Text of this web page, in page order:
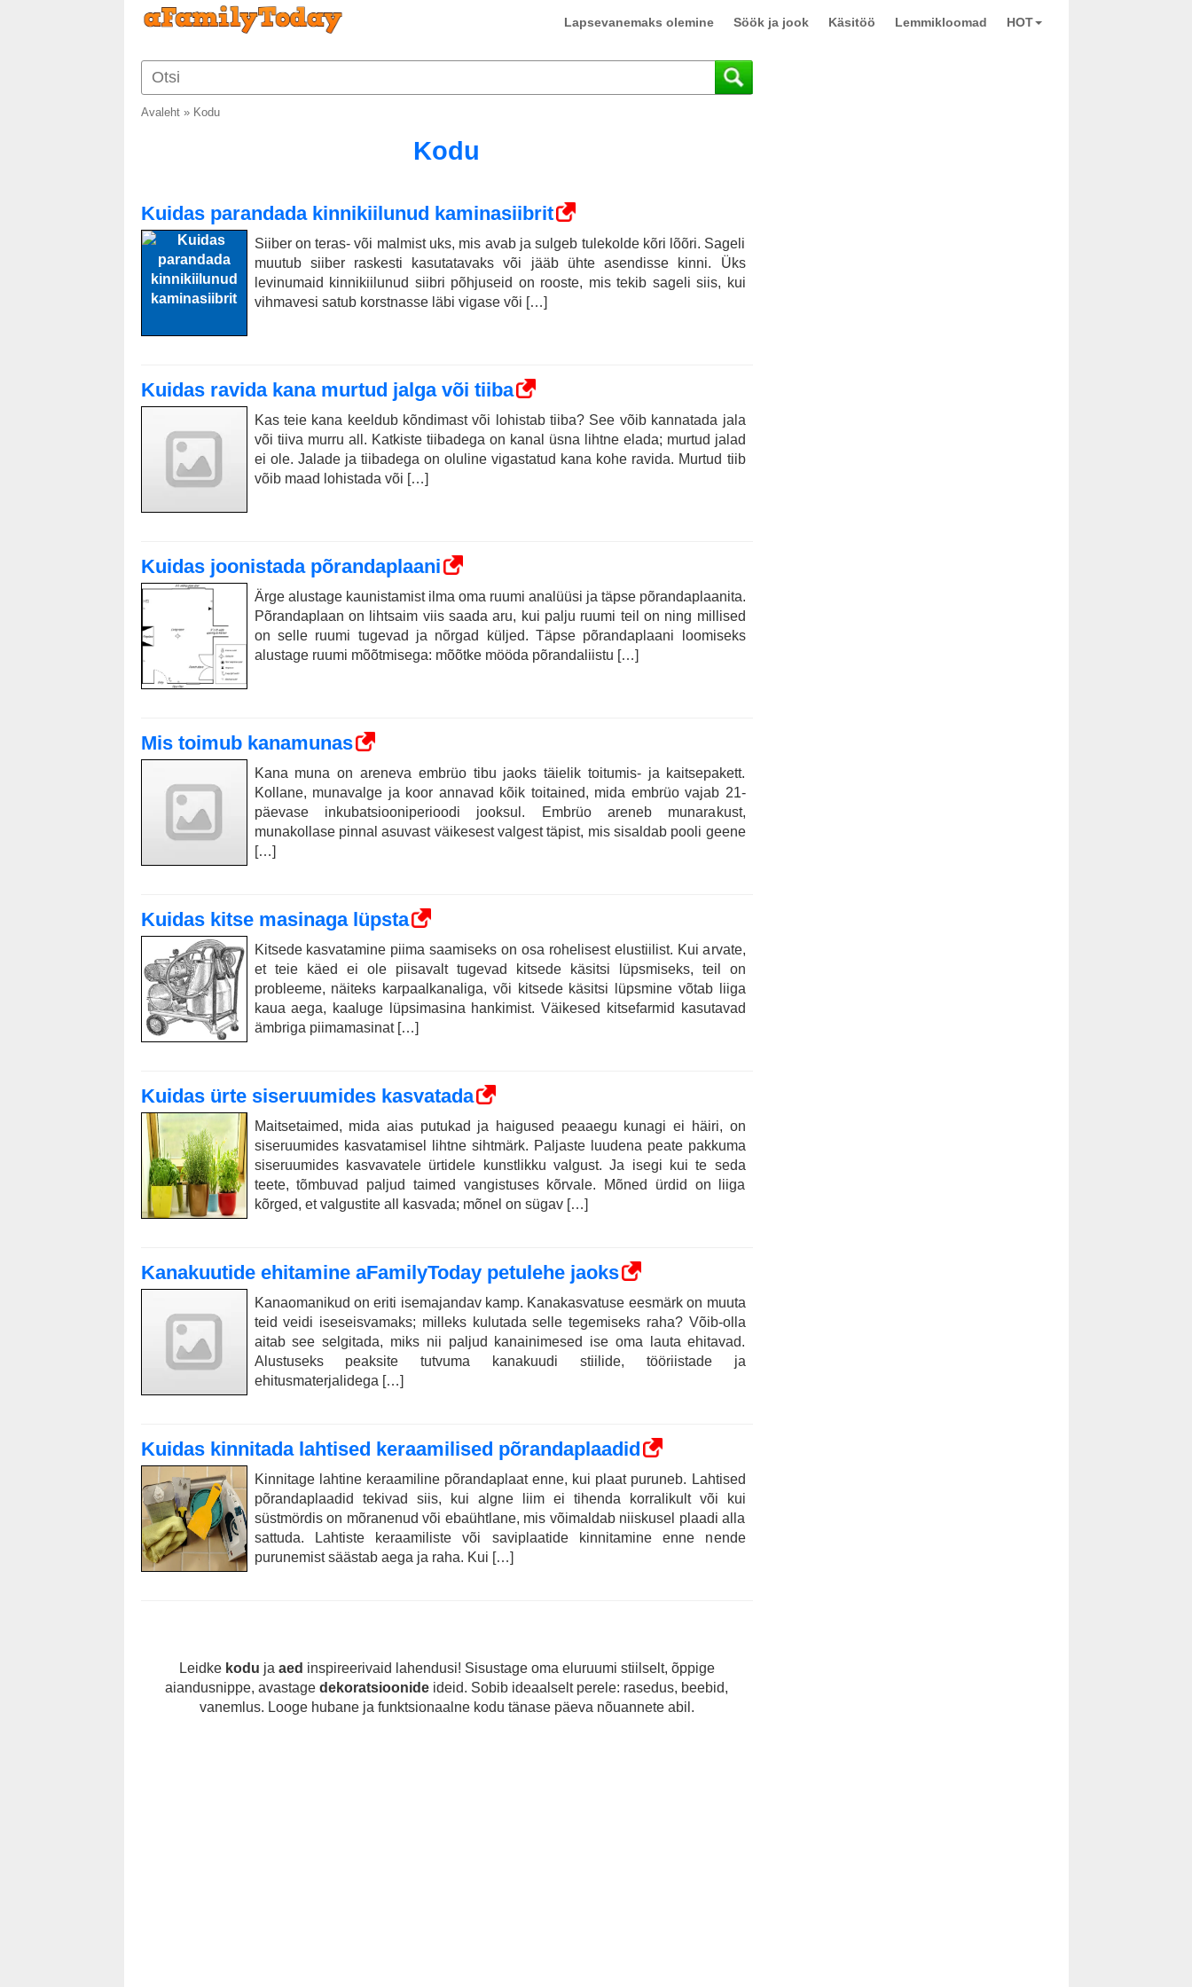
Lapsevanemaks olemine Söök ja jook Käsitöö Lemmikloomad HOT
Avaleht» Kodu
Kodu
Kuidas parandada kinnikiilunud kaminasiibrit
Siiber on teras- või malmist uks, mis avab ja sulgeb tulekolde kõri lõõri. Sageli
muutub siiber raskesti kasutatavaks või jääb ühte asendisse kinni. Üks
levinumaid kinnikiilunud siibri põhjuseid on rooste, mis tekib sageli siis, kui
vihmavesi satub korstnasse läbi vigase või […]
Kuidas ravida kana murtud jalga või tiiba
Kas teie kana keeldub kõndimast või lohistab tiiba? See võib kannatada jala
või tiiva murru all. Katkiste tiibadega on kanal üsna lihtne elada; murtud jalad
ei ole. Jalade ja tiibadega on oluline vigastatud kana kohe ravida. Murtud tiib
võib maad lohistada või […]
Kuidas joonistada põrandaplaani
Ärge alustage kaunistamist ilma oma ruumi analüüsi ja täpse põrandaplaanita.
Põrandaplaan on lihtsaim viis saada aru, kui palju ruumi teil on ning millised
on selle ruumi tugevad ja nõrgad küljed. Täpse põrandaplaani loomiseks
alustage ruumi mõõtmisega: mõõtke mööda põrandaliistu […]
Mis toimub kanamunas
Kana muna on areneva embrüo tibu jaoks täielik toitumis- ja kaitsepakett.
Kollane, munavalge ja koor annavad kõik toitained, mida embrüo vajab 21-
päevase inkubatsiooniperioodi jooksul. Embrüo areneb munarakust,
munakollase pinnal asuvast väikesest valgest täpist, mis sisaldab pooli geene
[…]
Kuidas kitse masinaga lüpsta
Kitsede kasvatamine piima saamiseks on osa rohelisest elustiilist. Kui arvate,
et teie käed ei ole piisavalt tugevad kitsede käsitsi lüpsmiseks, teil on
probleeme, näiteks karpaalkanaliga, või kitsede käsitsi lüpsmine võtab liiga
kaua aega, kaaluge lüpsimasina hankimist. Väikesed kitsefarmid kasutavad
ämbriga piimamasinat […]
Kuidas ürte siseruumides kasvatada
Maitsetaimed, mida aias putukad ja haigused peaaegu kunagi ei häiri, on
siseruumides kasvatamisel lihtne sihtmärk. Paljaste luudena peate pakkuma
siseruumides kasvavatele ürtidele kunstlikku valgust. Ja isegi kui te seda
teete, tõmbuvad paljud taimed vangistuses kõrvale. Mõned ürdid on liiga
kõrged, et valgustite all kasvada; mõnel on sügav […]
Kanakuutide ehitamine aFamilyToday petulehe jaoks
Kanaomanikud on eriti isemajandav kamp. Kanakasvatuse eesmärk on muuta
teid veidi iseseisvamaks; milleks kulutada selle tegemiseks raha? Võib-olla
aitab see selgitada, miks nii paljud kanainimesed ise oma lauta ehitavad.
Alustuseks peaksite tutvuma kanakuudi stiilide, tööriistade ja
ehitusmaterjalidega […]
Kuidas kinnitada lahtised keraamilised põrandaplaadid
Kinnitage lahtine keraamiline põrandaplaat enne, kui plaat puruneb. Lahtised
põrandaplaadid tekivad siis, kui algne liim ei tihenda korralikult või kui
süstmördis on mõranenud või ebaühtlane, mis võimaldab niiskusel plaadi alla
sattuda. Lahtiste keraamiliste või saviplaatide kinnitamine enne nende
purunemist säästab aega ja raha. Kui […]
Leidke kodu ja aed inspireerivaid lahendusi! Sisustage oma eluruumi stiilselt, õppige
aiandusnippe, avastage dekoratsioonide ideid. Sobib ideaalselt perele: rasedus, beebid,
vanemlus. Looge hubane ja funktsionaalne kodu tänase päeva nõuannete abil.